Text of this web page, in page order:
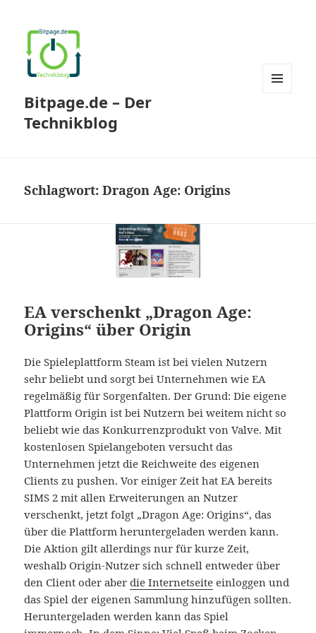
Bitpage.de – Der
Technikblog
Schlagwort:Dragon Age: Origins
EA verschenkt „Dragon Age:
Origins“ über Origin
Die Spieleplattform Steam ist bei vielen Nutzern
sehr beliebt und sorgt bei Unternehmen wie EA
regelmäßig für Sorgenfalten. Der Grund: Die eigene
Plattform Origin ist bei Nutzern bei weitem nicht so
beliebt wie das Konkurrenzprodukt von Valve. Mit
kostenlosen Spielangeboten versucht das
Unternehmen jetzt die Reichweite des eigenen
Clients zu pushen. Vor einiger Zeit hat EA bereits
SIMS 2 mit allen Erweiterungen an Nutzer
verschenkt, jetzt folgt „Dragon Age: Origins“, das
über die Plattform heruntergeladen werden kann.
Die Aktion gilt allerdings nur für kurze Zeit,
weshalb Origin-Nutzer sich schnell entweder über
den Client oder aberdie Internetseite einloggen und
das Spiel der eigenen Sammlung hinzufügen sollten.
Heruntergeladen werden kann das Spiel